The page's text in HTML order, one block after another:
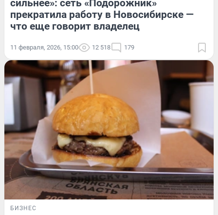
сильнее»: сеть «Подорожник»
прекратила работу в Новосибирске —
что еще говорит владелец
11 февраля, 2026, 15:00 12 518 179
БИЗНЕС